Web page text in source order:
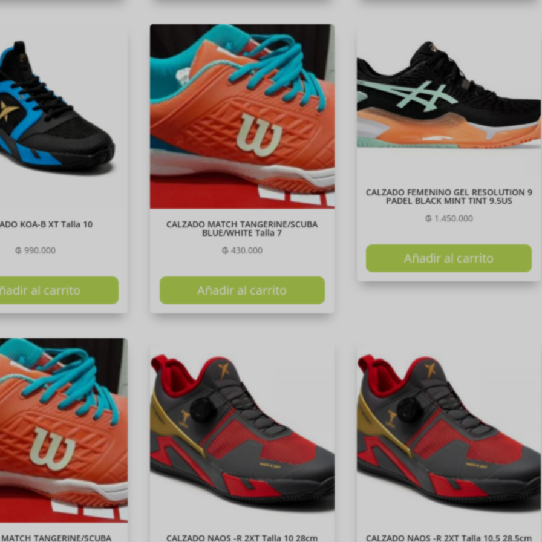
KOA-B XT Talla 10
₲ 990.000
al carrito
CALZADO MATCH TANGERINE/SCUBA
BLUE/WHITE Talla 7
₲430.000
Añadir al carrito
CALZADO FEMENINO GEL RESOLUTION 9
PADEL BLACK MINT TINT 9.5US
₲1.450.000
Añadir al carrito
TANGERINE/SCUBA CALZADO NAOS -R 2XT Talla 10 28cm CALZADO NAOS -R 2XT Talla 10,5 28.5cm